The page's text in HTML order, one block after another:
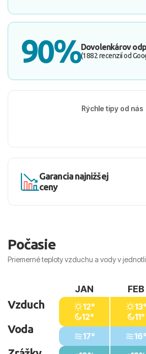
90%Dovolenkárov
(1882 recenzií od
Rýchle tipy od nás
Garancia najnižšej
ceny
Počasie
Priemerné teploty vzduchu a vody v
Vzduch
Voda
JAN
12°
12°
17°
FEB
13°
11°
16°